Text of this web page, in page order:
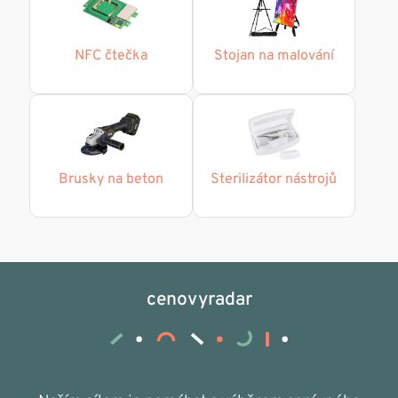
NFC čtečka Stojan na malování
Brusky na beton Sterilizátor nástrojů
cenovyradar